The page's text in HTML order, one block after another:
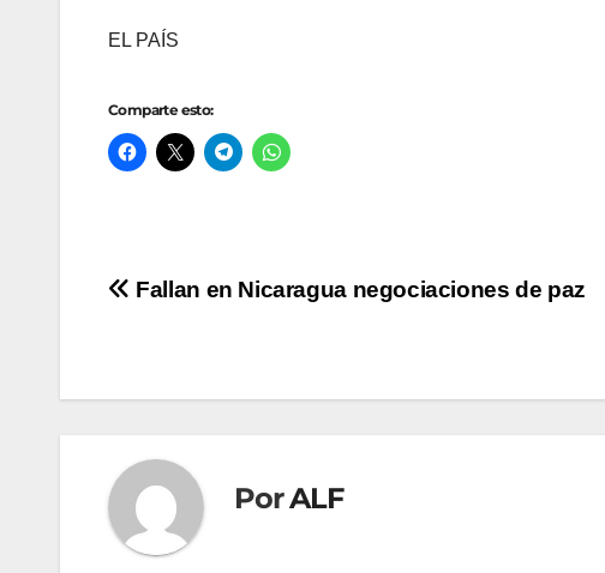
EL PAÍS
Comparte esto:
Navegación
entradas
Fallan en Nicaragua negociaciones de paz
PorALF